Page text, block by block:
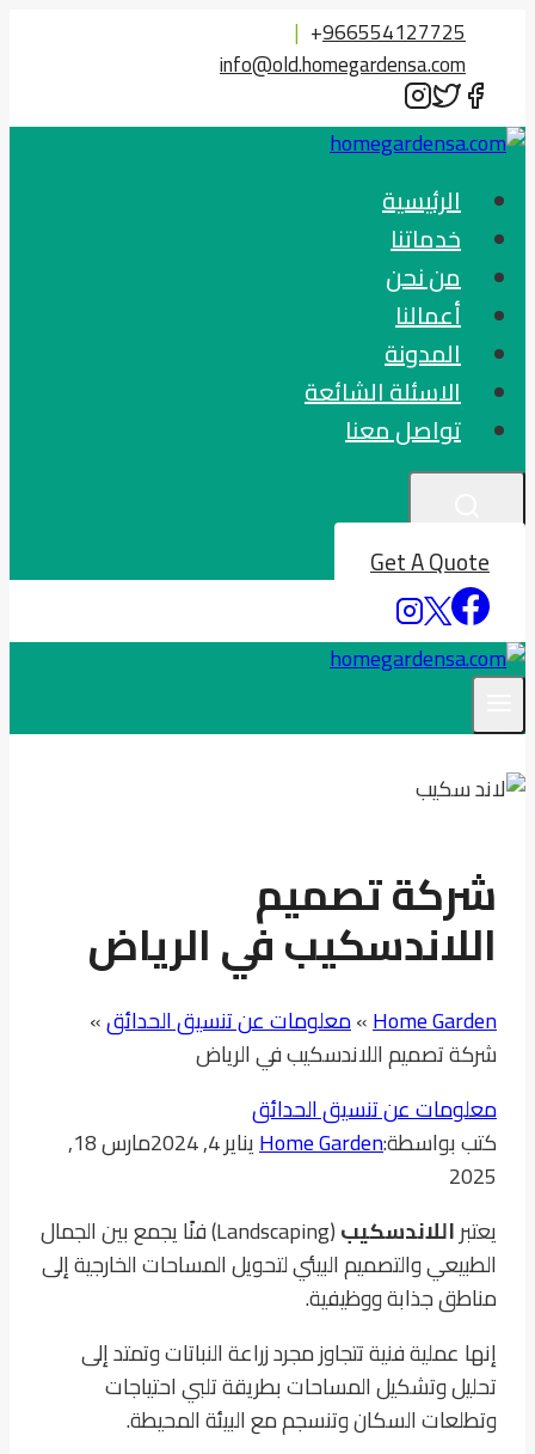
المحتوى
966554127725
+
|
info@old.homegardensa.com
الرئيسية
خدماتنا
من نحن
أعمالنا
المدونة
الاسئلة الشائعة
تواصل معنا
Get A Quote
شركة تصميم
اللاندسكيب في الرياض
Home Garden
»معلومات عن تنسيق الحدائق»
شركة تصميم اللاندسكيب في الرياض
معلومات عن تنسيق الحدائق
كتب بواسطة:Home Gardenيناير 4, 2024
مارس 18,
2025
يعتبراللاندسكيب
(Landscaping) فنًا يجمع بين الجمال
الطبيعي والتصميم البيئي لتحويل المساحات الخارجية إلى
مناطق جذابة ووظيفية.
إنها عملية فنية تتجاوز مجرد زراعة النباتات وتمتد إلى
تحليل وتشكيل المساحات بطريقة تلبي احتياجات
وتطلعات السكان وتنسجم مع البيئة المحيطة.